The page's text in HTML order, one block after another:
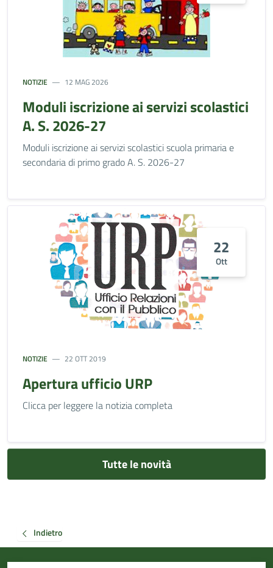
NOTIZIE 12 MAG 2026
Moduli iscrizione ai servizi scolastici
A. S. 2026-27
Moduli iscrizione ai servizi scolastici scuola primaria e
secondaria di primo grado A. S. 2026-27
22
Ott
NOTIZIE 22 OTT 2019
Apertura ufficio URP
Clicca per leggere la notizia completa
Tutte le novità
Indietro